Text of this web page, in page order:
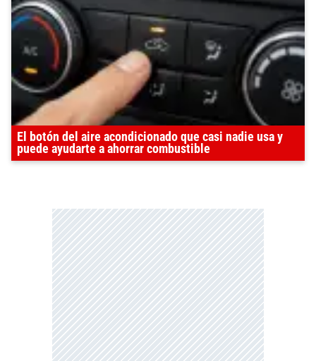
El botón del aire acondicionado que casi nadie usa y
puede ayudarte a ahorrar combustible